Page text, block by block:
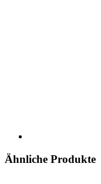
Ähnliche Produkte